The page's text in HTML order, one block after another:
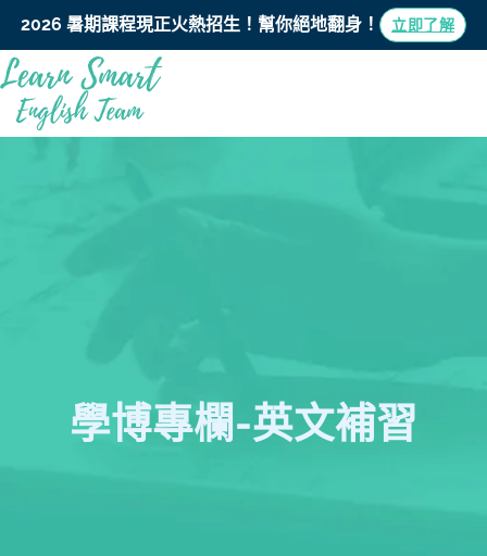
2026 暑期課程現正火熱招生！ 幫你絕地翻身！ 立即了解
學博專欄-英文補習